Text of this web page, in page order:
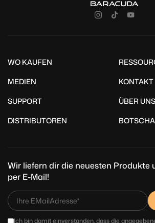
WO KAUFEN
MEDIEN
KONTAKT
SUPPORT
ÜBER UNS
DISTRIBUTOREN
Wir liefern dir die neuesten Produkte
per E-Mail!
Ich bin damit einverstanden, dass die